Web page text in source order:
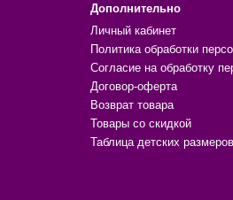
Дополнительно
Личный кабинет
Политика обработки
Согласие на обработку
Договор-оферта
Возврат товара
Товары со скидкой
Таблица детских размеров